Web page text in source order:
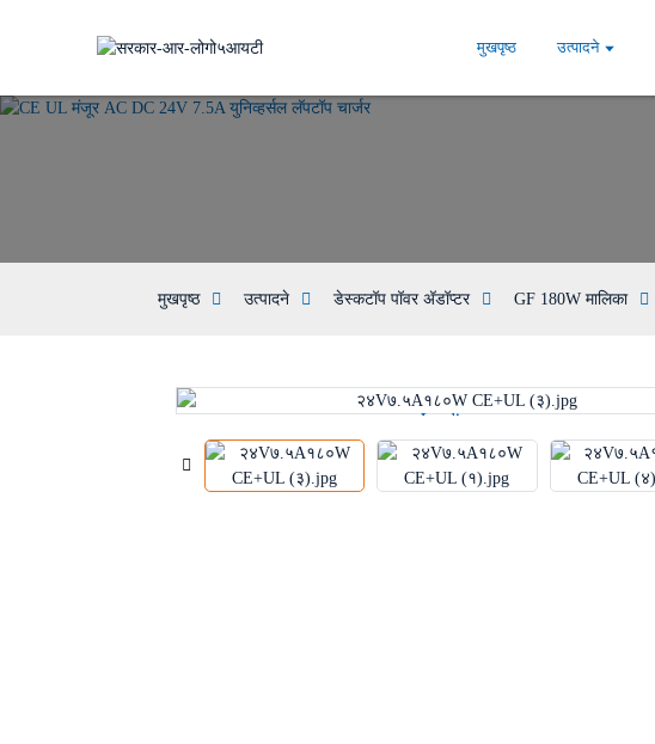
मुखपृष्ठ उत्पादने
मुखपृष्ठ उत्पादने डेस्कटॉप पॉवर अ‍ॅडॉप्टर GF 180W मालिका
Loading...
Loading...